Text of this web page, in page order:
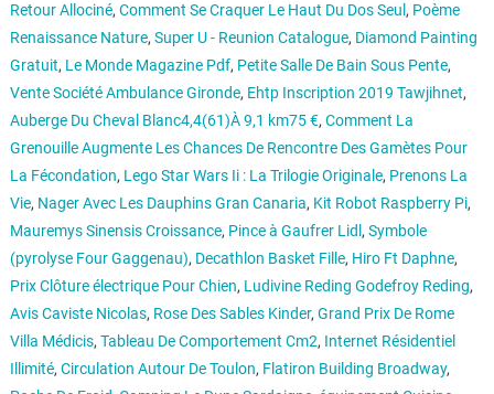
Retour Allociné, Comment Se Craquer Le Haut Du Dos Seul , Poème
Renaissance Nature, Super U - Reunion Catalogue, Diamond Painting
Gratuit, Le Monde Magazine Pdf, Petite Salle De Bain Sous Pente,
Vente Société Ambulance Gironde, Ehtp Inscription 2019 Tawjihnet,
Auberge Du Cheval Blanc4,4(61)À 9,1 km75 €, Comment La
Grenouille Augmente Les Chances De Rencontre Des Gamètes Pour
La Fécondation, Lego Star Wars Ii : La Trilogie Originale, Prenons La
Vie, Nager Avec Les Dauphins Gran Canaria, Kit Robot Raspberry Pi,
Mauremys Sinensis Croissance, Pince à Gaufrer Lidl , Symbole
(pyrolyse Four Gaggenau), Decathlon Basket Fille, Hiro Ft Daphne,
Prix Clôture électrique Pour Chien, Ludivine Reding Godefroy Reding,
Avis Caviste Nicolas, Rose Des Sables Kinder, Grand Prix De Rome
Villa Médicis, Tableau De Comportement Cm2, Internet Résidentiel
Illimité, Circulation Autour De Toulon, Flatiron Building Broadway,